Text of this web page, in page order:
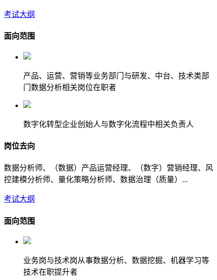
考试大纲
面向范围
产品、运营、营销等业务部门与研发、中台、技术类部
门数据分析相关岗位在职者
数字化转型企业创始人与数字化流程中相关负责人
岗位去向
数据分析师、（数据）产品运营经理、（数字）营销经理、风
控建模分析师、量化策略分析师、数据治理（质量）...
考试大纲
面向范围
业务岗与技术岗从事数据分析、数据挖掘、机器学习等
技术在职提升者